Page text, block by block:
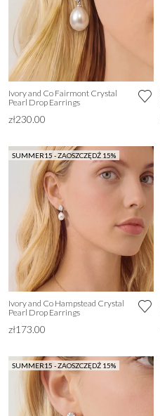
Ivory and Co Fairmont Crystal
Pearl Drop Earrings
zł230.00
SUMMER15 - ZAOSZCZĘDŹ 15%
Ivory and Co Hampstead Crystal
Pearl Drop Earrings
zł173.00
SUMMER15 - ZAOSZCZĘDŹ 15%